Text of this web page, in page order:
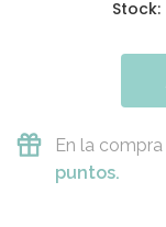
Stock:
En la
puntos.